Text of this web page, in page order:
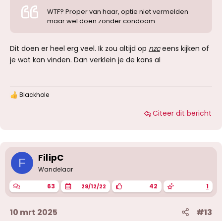
WTF? Proper van haar, optie niet vermelden
maar wel doen zonder condoom.
Dit doen er heel erg veel. Ik zou altijd op nzceens kijken of
je wat kan vinden. Dan verklein je de kans al
W
n
g
n
:
Blackhole
Citeer dit bericht
F FilipC
Wandelaar
63 29/12/22 42 1
10 mrt 2025 #13